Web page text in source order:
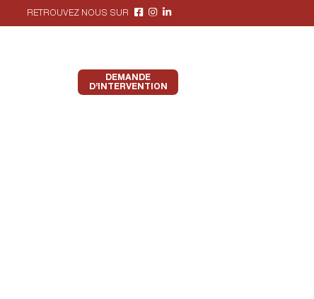
RETROUVEZ NOUS SUR
DEMANDE
D’INTERVENTION